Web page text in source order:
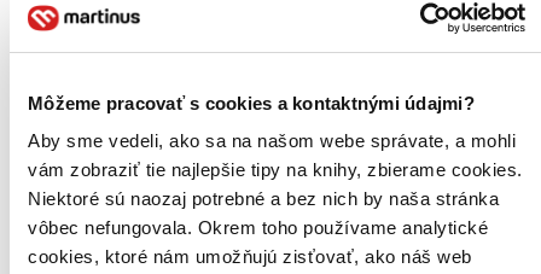
Môžeme pracovať s cookies a kontaktnými údajmi?
Aby sme vedeli, ako sa na našom webe správate, a mohli
vám zobraziť tie najlepšie tipy na knihy, zbierame cookies.
Niektoré sú naozaj potrebné a bez nich by naša stránka
vôbec nefungovala. Okrem toho používame analytické
cookies, ktoré nám umožňujú zisťovať, ako náš web